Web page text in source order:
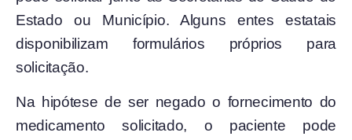
Estado ou Município. Alguns entes estatais
disponibilizam formulários próprios para
solicitação.
Na hipótese de ser negado o fornecimento do
medicamento solicitado, o paciente pode